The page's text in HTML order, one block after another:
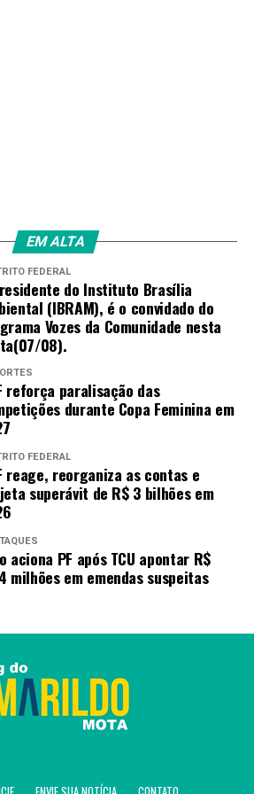
Mota
EM ALTA
FEDERAL
do Instituto Brasília
(IBRAM), é o convidado do
Vozes da Comunidade nesta
08).
reforça paralisação das
durante Copa Feminina em
FEDERAL
reage, reorganiza as contas e
superávit de R$ 3 bilhões em
aciona PF após TCU apontar R$
milhões em emendas suspeitas